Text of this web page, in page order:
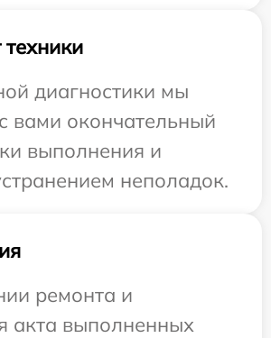
диагностики мы
вами окончательный
выполнения и
неполадок.
ремонта и
акта выполненных